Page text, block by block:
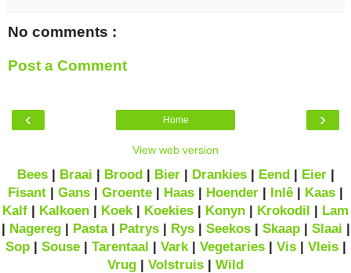
No comments :
Post a Comment
‹ ›
Home
View web version
Bees| Braai | Brood| Bier| Drankies| Eend| Eier|
Fisant | Gans | Groente | Haas | Hoender | Inlê | Kaas |
Kalf | Kalkoen | Koek | Koekies | Konyn | Krokodil | Lam
| Nagereg| Pasta| Patrys| Rys| Seekos| Skaap| Slaai |
Sop| Souse| Tarentaal | Vark| Vegetaries| Vis| Vleis|
Vrug | Volstruis | Wild